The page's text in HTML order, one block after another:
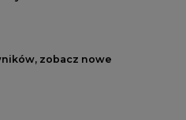
zobacz nowe